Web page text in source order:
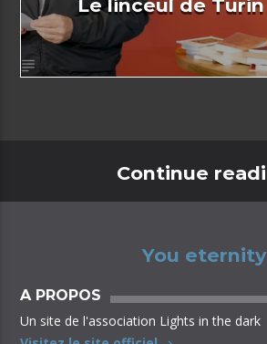
Le linceul de
Continue
You eternity
A PROPOS
Un site de l'association Lights in the dark